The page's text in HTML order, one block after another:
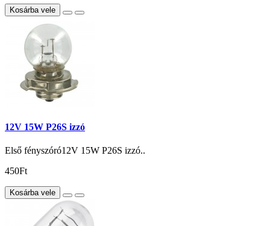
Kosárba vele
12V 15W P26S izzó
Első fényszóró12V 15W P26S izzó..
450Ft
Kosárba vele